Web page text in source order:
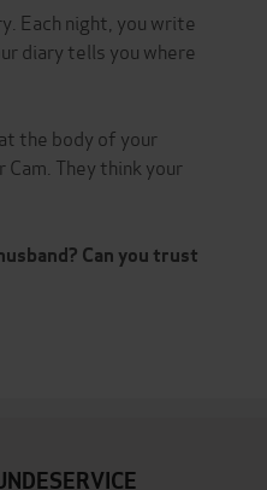
Each night, you write
diary tells you where
the body of your
They think your
Can you trust